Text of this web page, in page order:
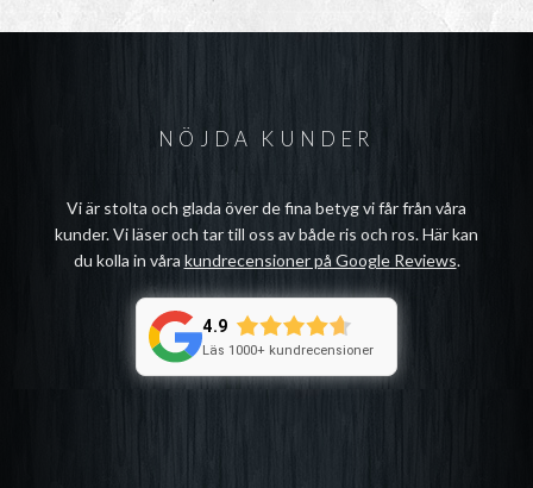
NÖJDA KUNDER
Vi är stolta och glada över de fina betyg vi får från våra
kunder. Vi läser och tar till oss av både ris och ros. Här kan
du kolla in våra kundrecensioner på Google Reviews.
4.9
Läs 1000+ kundrecensioner